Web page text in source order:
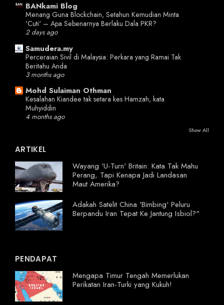
BANkami Blog
Menang Guna Blockchain, Setahun Kemudian Minta
'Cuti' – Apa Sebenarnya Berlaku Dala PKR?
2 days ago
Samudera.my
Perceraian Sivil di Malaysia: Perkara yang Ramai Tak
Beritahu Anda
3 months ago
Mohd Sulaiman Othman
Kesalahan Kiandee tak setara kes Hamzah, kata
Muhyiddin
4 months ago
Show All
ARTIKEL
Wayang 'U-Turn' Britain: Kata Tak Mahu
Perang, Tapi Kenapa Jadi Landasan
Maut Amerika?
Adakah Satelit China 'Bimbing' Peluru
Berpandu Iran Tepat Ke Jantung Isbiol?"
PENDAPAT
Mengapa Timur Tengah Memerlukan
Perikatan Iran-Turki yang Kukuh!